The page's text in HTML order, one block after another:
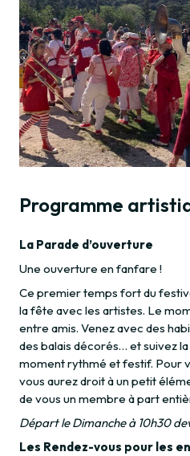
Programme
La Parade d’ouverture
Une ouverture en fanfare !
Ce premier temps fort du
la fête avec les artistes. Le
entre amis. Venez avec des
des balais décorés… et suivez
moment rythmé et festif. Pour
vous aurez droit à un petit
de vous un membre à part
Départ le Dimanche à 10h30
Les Rendez-vous pour les